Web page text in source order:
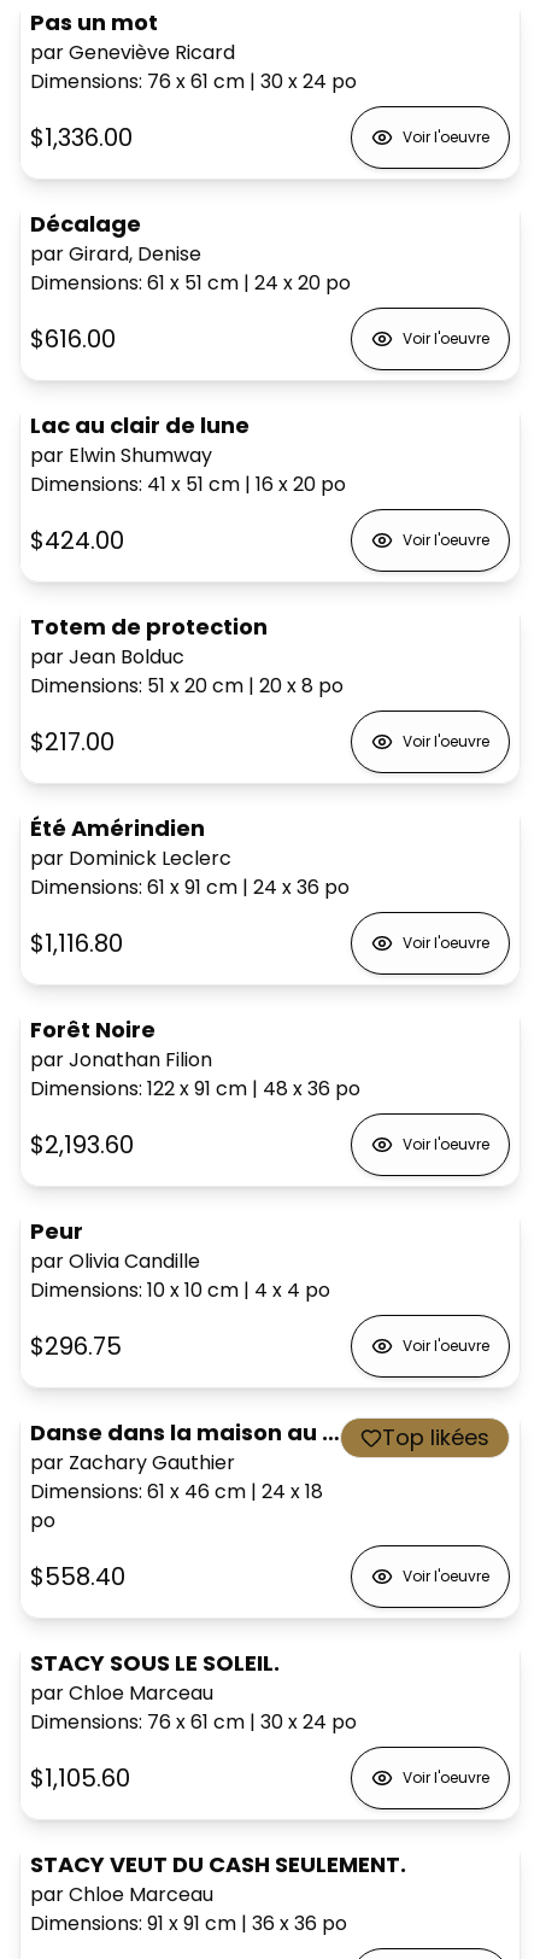
Pas un mot
par Geneviève Ricard
Dimensions: 76 x 61 cm | 30 x 24 po
$1,336.00 Voir l'oeuvre
Décalage
par Girard, Denise
Dimensions: 61 x 51 cm | 24 x 20 po
$616.00 Voir l'oeuvre
Lac au clair de lune
par Elwin Shumway
Dimensions: 41 x 51 cm | 16 x 20 po
$424.00 Voir l'oeuvre
Totem de protection
par Jean Bolduc
Dimensions: 51 x 20cm | 20 x 8 po
$217.00 Voir l'oeuvre
Été Amérindien
par Dominick Leclerc
Dimensions: 61 x 91 cm | 24 x 36 po
$1,116.80 Voir l'oeuvre
Forêt Noire
par Jonathan Filion
Dimensions: 122 x 91 cm | 48 x 36 po
$2,193.60 Voir l'oeuvre
Peur
par Olivia Candille
Dimensions: 10 x 10cm | 4 x 4 po
$296.75 Voir l'oeuvre
Danse dans la maison au os
par Zachary Gauthier
Dimensions: 61 x 46cm | 24 x 18
po
Top likées
$558.40 Voir l'oeuvre
STACY SOUS LE SOLEIL.
par Chloe Marceau
Dimensions: 76 x 61 cm | 30 x 24 po
$1,105.60 Voir l'oeuvre
STACY VEUT DU CASH SEULEMENT.
par Chloe Marceau
Dimensions: 91 x 91 cm | 36 x 36 po